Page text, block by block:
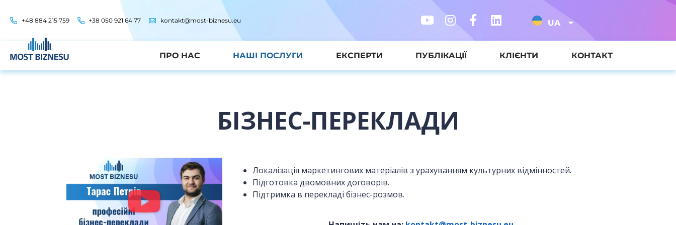
+48 884 215 759 +38 050 921 64 77 kontakt@most-biznesu.eu UA
ПРО НАС НАШІ ПОСЛУГИ ЕКСПЕРТИ ПУБЛІКАЦІЇ КЛІЄНТИ КОНТАКТ
БІЗНЕС-ПЕРЕКЛАДИ
Локалізація маркетингових матеріалів з урахуванням культурних відмінностей.
Підготовка двомовних договорів.
Підтримка в перекладі бізнес-розмов.